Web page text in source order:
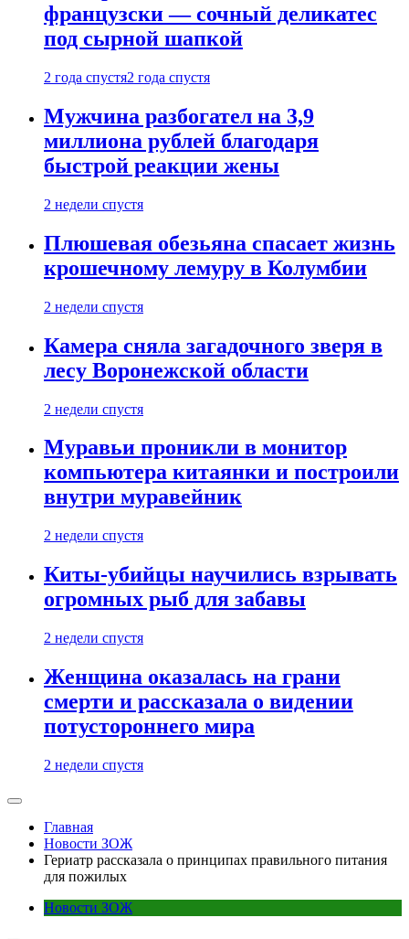
французски — сочный деликатес
под сырной шапкой
2 года спустя2 года спустя
Мужчина разбогател на 3,9
миллиона рублей благодаря
быстрой реакции жены
2 недели спустя
Плюшевая обезьяна спасает жизнь
крошечному лемуру в Колумбии
2 недели спустя
Камера сняла загадочного зверя в
лесу Воронежской области
2 недели спустя
Муравьи проникли в монитор
компьютера китаянки и построили
внутри муравейник
2 недели спустя
Киты-убийцы научились взрывать
огромных рыб для забавы
2 недели спустя
Женщина оказалась на грани
смерти и рассказала о видении
потустороннего мира
2 недели спустя
Главная
Новости ЗОЖ
Гериатр рассказала о принципах правильного питания
для пожилых
Новости ЗОЖ